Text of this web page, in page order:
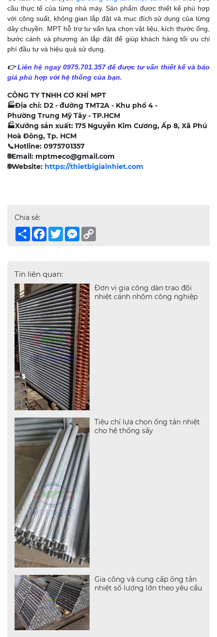
cầu thực tế của từng nhà máy. Sản phẩm được thiết kế phù hợp
với công suất, không gian lắp đặt và mục đích sử dụng của từng
dây chuyền. MPT hỗ trợ tư vấn lựa chọn vật liệu, kích thước ống,
bước cánh và phương án lắp đặt để giúp khách hàng tối ưu chi
phí đầu tư và hiệu quả sử dụng.
👉Liên hệ ngay 0975.701.357 để được tư vấn thiết kế và báo
giá phù hợp với hệ thống của bạn.
CÔNG TY TNHH CƠ KHÍ MPT
🏭Địa chỉ: D2 - đường TMT2A - Khu phố 4 -
Phường Trung Mỹ Tây - TP.HCM
🏭Xưởng sản xuất: 175 Nguyễn Kim Cương, Ấp 8, Xã Phú
Hoà Đông, Tp. HCM
📞Hotline: 0975701357
🌐Email: mptmeco@gmail.com
🌐Website: https://thietbigiainhiet.com
Chia sẻ:
ShareFacebook
TwitterMessenger
Tin liên quan:
Đơn vị gia công dàn trao đổi
nhiệt cánh nhôm công nghiệp
Tiêu chí lựa chọn ống tản nhiệt
cho hệ thống sấy
Gia công và cung cấp ống tản
nhiệt số lượng lớn theo yêu cầu